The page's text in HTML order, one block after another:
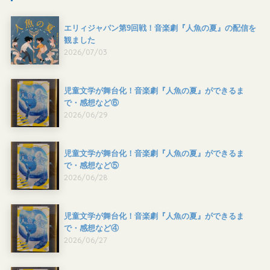
エリィジャパン第9回戦！音楽劇『人魚の夏』の配信を
観ました
2026/07/03
児童文学が舞台化！音楽劇『人魚の夏』ができるま
で・感想など⑥
2026/06/29
児童文学が舞台化！音楽劇『人魚の夏』ができるま
で・感想など⑤
2026/06/28
児童文学が舞台化！音楽劇『人魚の夏』ができるま
で・感想など④
2026/06/27